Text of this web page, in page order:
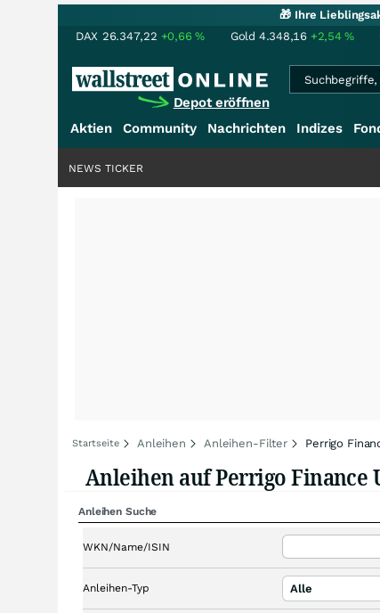
🎁 Ihre
DAX 26.347,22 +0,66% Gold 4.348,16 +2,54%
Depot eröffnen
Aktien Community Nachrichten Indizes
NEWS TICKER
Startseite Anleihen Anleihen-Filter Perrigo
Anleihen auf Perrigo Finance
Anleihen Suche
WKN/Name/ISIN
Anleihen-Typ Alle